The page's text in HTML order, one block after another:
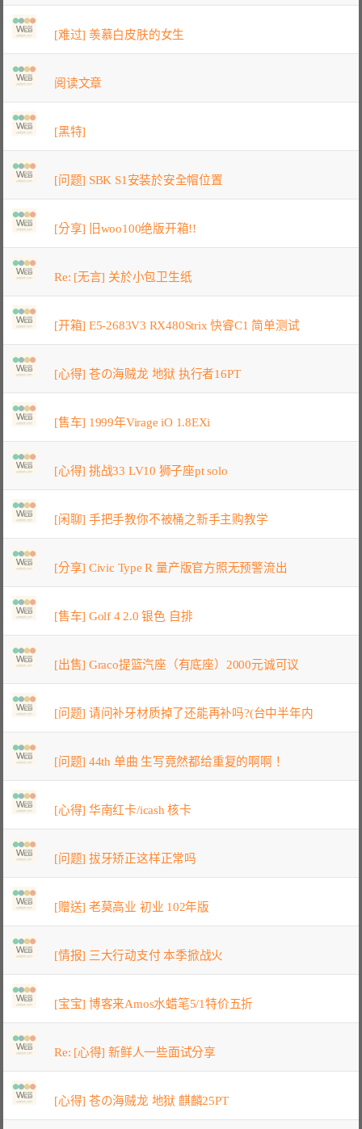
[难过] 羡慕白皮肤的女生
阅读文章
[黑特]
[问题] SBK S1安装於安全帽位置
[分享] 旧woo100绝版开箱!!
Re: [无言] 关於小包卫生纸
[开箱] E5-2683V3 RX480Strix 快睿C1 简单测试
[心得] 苍の海贼龙 地狱 执行者16PT
[售车] 1999年Virage iO 1.8EXi
[心得] 挑战33 LV10 狮子座pt solo
[闲聊] 手把手教你不被桶之新手主购教学
[分享] Civic Type R 量产版官方照无预警流出
[售车] Golf 4 2.0 银色 自排
[出售] Graco提篮汽座（有底座）2000元诚可议
[问题] 请问补牙材质掉了还能再补吗?(台中半年内
[问题] 44th 单曲 生写竟然都给重复的啊啊！
[心得] 华南红卡/icash 核卡
[问题] 拔牙矫正这样正常吗
[赠送] 老莫高业 初业 102年版
[情报] 三大行动支付 本季掀战火
[宝宝] 博客来Amos水蜡笔5/1特价五折
Re: [心得] 新鲜人一些面试分享
[心得] 苍の海贼龙 地狱 麒麟25PT